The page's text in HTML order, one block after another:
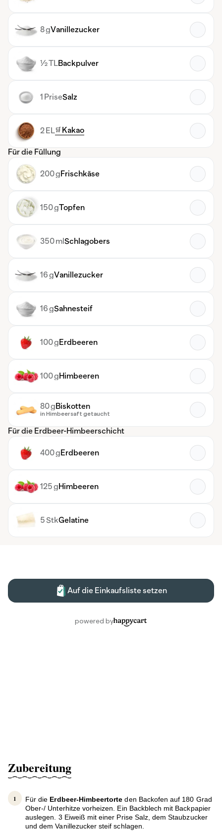
Zubereitung
Für die Erdbeer-Himbeertorte den Backofen auf 180 Grad
Ober-/ Unterhitze vorheizen. Ein Backblech mit Backpapier
auslegen. 3 Eiweiß mit einer Prise Salz, dem Staubzucker
und dem Vanillezucker steif schlagen.